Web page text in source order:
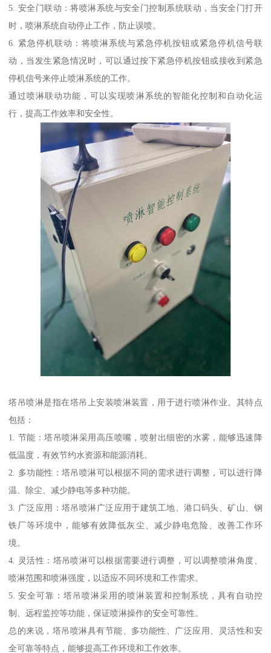
5. 安全门联动：将喷淋系统与安全门控制系统联动，当安全门打开
时，喷淋系统自动停止工作，防止误喷。
6. 紧急停机联动：将喷淋系统与紧急停机按钮或紧急停机信号联
动，当发生紧急情况时，可以通过按下紧急停机按钮或接收到紧急
停机信号来停止喷淋系统的工作。
通过喷淋联动功能，可以实现喷淋系统的智能化控制和自动化运
行，提高工作效率和安全性。
塔吊喷淋是指在塔吊上安装喷淋装置，用于进行喷淋作业。其特点
包括：
1. 节能：塔吊喷淋采用高压喷嘴，喷射出细密的水雾，能够迅速降
低温度，有效节约水资源和能源消耗。
2. 多功能性：塔吊喷淋可以根据不同的需求进行调整，可以进行降
温、除尘、减少静电等多种功能。
3. 广泛应用：塔吊喷淋广泛应用于建筑工地、港口码头、矿山、钢
铁厂等环境中，能够有效降低灰尘、减少静电危险、改善工作环
境。
4. 灵活性：塔吊喷淋可以根据需要进行调整，可以调整喷淋角度、
喷淋范围和喷淋强度，以适应不同环境和工作需求。
5. 安全可靠：塔吊喷淋采用的喷淋装置和控制系统，具有自动控
制、远程监控等功能，保证喷淋操作的安全可靠性。
总的来说，塔吊喷淋具有节能、多功能性、广泛应用、灵活性和安
全可靠等特点，能够提高工作环境和工作效率。